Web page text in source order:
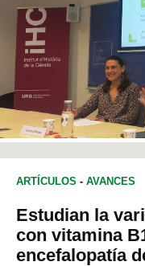
ARTÍCULOS - AVANCES
Estudian la
con vitamina
encefalopatía